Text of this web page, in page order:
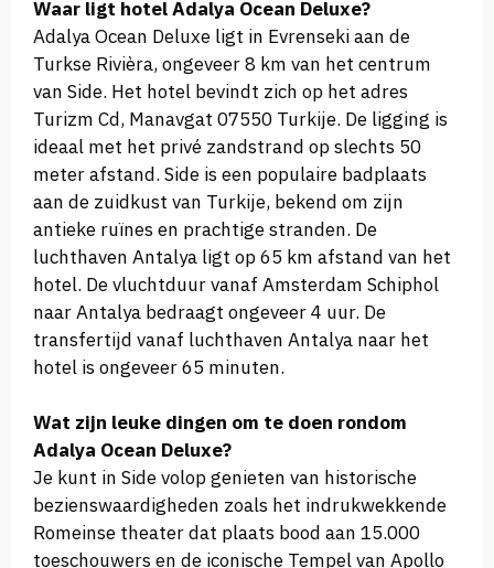
Waar ligt hotel Adalya Ocean Deluxe?
Adalya Ocean Deluxe ligt in Evrenseki aan de
Turkse Rivièra, ongeveer 8 km van het centrum
van Side. Het hotel bevindt zich op het adres
Turizm Cd, Manavgat 07550 Turkije. De ligging is
ideaal met het privé zandstrand op slechts 50
meter afstand. Side is een populaire badplaats
aan de zuidkust van Turkije, bekend om zijn
antieke ruïnes en prachtige stranden. De
luchthaven Antalya ligt op 65 km afstand van het
hotel. De vluchtduur vanaf Amsterdam Schiphol
naar Antalya bedraagt ongeveer 4 uur. De
transfertijd vanaf luchthaven Antalya naar het
hotel is ongeveer 65 minuten.
Wat zijn leuke dingen om te doen rondom
Adalya Ocean Deluxe?
Je kunt in Side volop genieten van historische
bezienswaardigheden zoals het indrukwekkende
Romeinse theater dat plaats bood aan 15.000
toeschouwers en de iconische Tempel van Apollo